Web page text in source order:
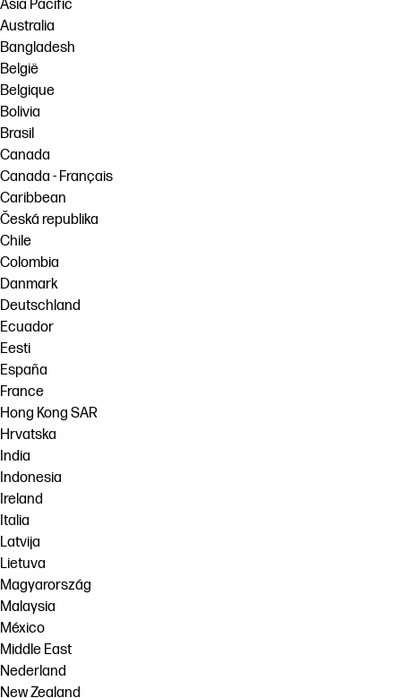
Asia Pacific
Australia
Bangladesh
België
Belgique
Bolivia
Brasil
Canada
Canada - Français
Caribbean
Česká republika
Chile
Colombia
Danmark
Deutschland
Ecuador
Eesti
España
France
Hong Kong SAR
Hrvatska
India
Indonesia
Ireland
Italia
Latvija
Lietuva
Magyarország
Malaysia
México
Middle East
Nederland
New Zealand